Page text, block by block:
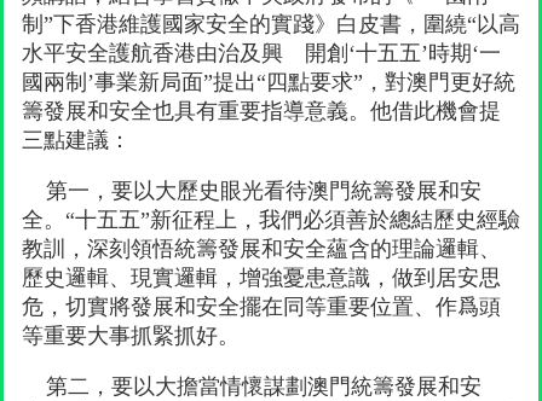
制”下香港維護國家安全的實踐》白皮書，圍繞“以高
水平安全護航香港由治及興 開創‘十五五’時期‘一
國兩制’事業新局面”提出“四點要求”，對澳門更好統
籌發展和安全也具有重要指導意義。他借此機會提
三點建議：
第一，要以大歷史眼光看待澳門統籌發展和安
全。“十五五”新征程上，我們必須善於總結歷史經驗
教訓，深刻領悟統籌發展和安全蘊含的理論邏輯、
歷史邏輯、現實邏輯，增強憂患意識，做到居安思
危，切實將發展和安全擺在同等重要位置、作爲頭
等重要大事抓緊抓好。
第二，要以大擔當情懷謀劃澳門統籌發展和安